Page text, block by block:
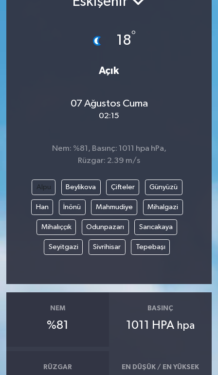
18°
Açık
07 Ağustos Cuma
02:15
Nem: %81, Basınç: 1011 hpa hPa,
Rüzgar: 2.39 m/s
Alpu Beylikova Çifteler Günyüzü
Han İnönü Mahmudiye Mihalgazi
Mihalıççık Odunpazarı Sarıcakaya
Seyitgazi Sivrihisar Tepebaşı
NEM
%81
BASINÇ
1011 HPA hpa
RÜZGAR EN DÜŞÜK / EN YÜKSEK